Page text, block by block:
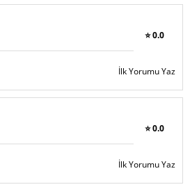
⭐ 0.0
İlk Yorumu Yaz
⭐ 0.0
İlk Yorumu Yaz